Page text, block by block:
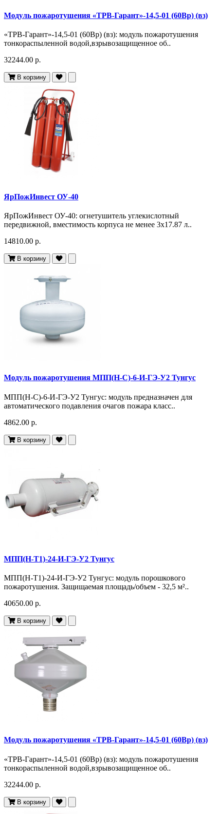
Модуль пожаротушения «ТРВ-Гарант»-14,5-01 (60Вр) (вз)
«ТРВ-Гарант»-14,5-01 (60Вр) (вз): модуль пожаротушения
тонкораспыленной водой,взрывозащищенное об..
32244.00 р.
В корзину
ЯрПожИнвест ОУ-40
ЯрПожИнвест ОУ-40: огнетушитель углекислотный
передвижной, вместимость корпуса не менее 3х17.87 л..
14810.00 р.
В корзину
Модуль пожаротушения МПП(Н-С)-6-И-ГЭ-У2 Тунгус
МПП(Н-С)-6-И-ГЭ-У2 Тунгус: модуль предназначен для
автоматического подавления очагов пожара класс..
4862.00 р.
В корзину
МПП(Н-Т1)-24-И-ГЭ-У2 Тунгус
МПП(Н-Т1)-24-И-ГЭ-У2 Тунгус: модуль порошкового
пожаротушения. Защищаемая площадь/объем - 32,5 м²..
40650.00 р.
В корзину
Модуль пожаротушения «ТРВ-Гарант»-14,5-01 (60Вр) (вз)
«ТРВ-Гарант»-14,5-01 (60Вр) (вз): модуль пожаротушения
тонкораспыленной водой,взрывозащищенное об..
32244.00 р.
В корзину